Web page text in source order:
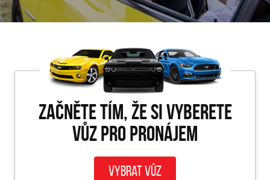
Začněte tím, že si vyberete
vůz pro PRONÁJEM
Vybrat vůz